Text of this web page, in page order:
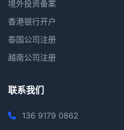
境外投资备案
香港银行开户
泰国公司注册
越南公司注册
联系我们
136 9179 0862